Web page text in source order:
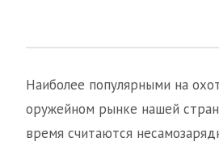
Наиболее популярными на
оружейном рынке нашей
время считаются